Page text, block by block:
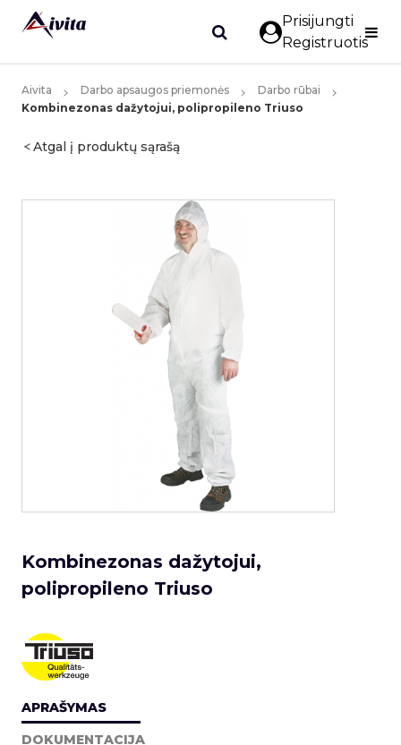
Prisijungti
Registruotis
Aivita Darbo apsaugos priemonės
Darbo rūbai
Kombinezonas dažytojui, polipropileno Triuso
Atgal į produktų sąrašą
Kombinezonas dažytojui,
polipropileno Triuso
APRAŠYMAS
DOKUMENTACIJA